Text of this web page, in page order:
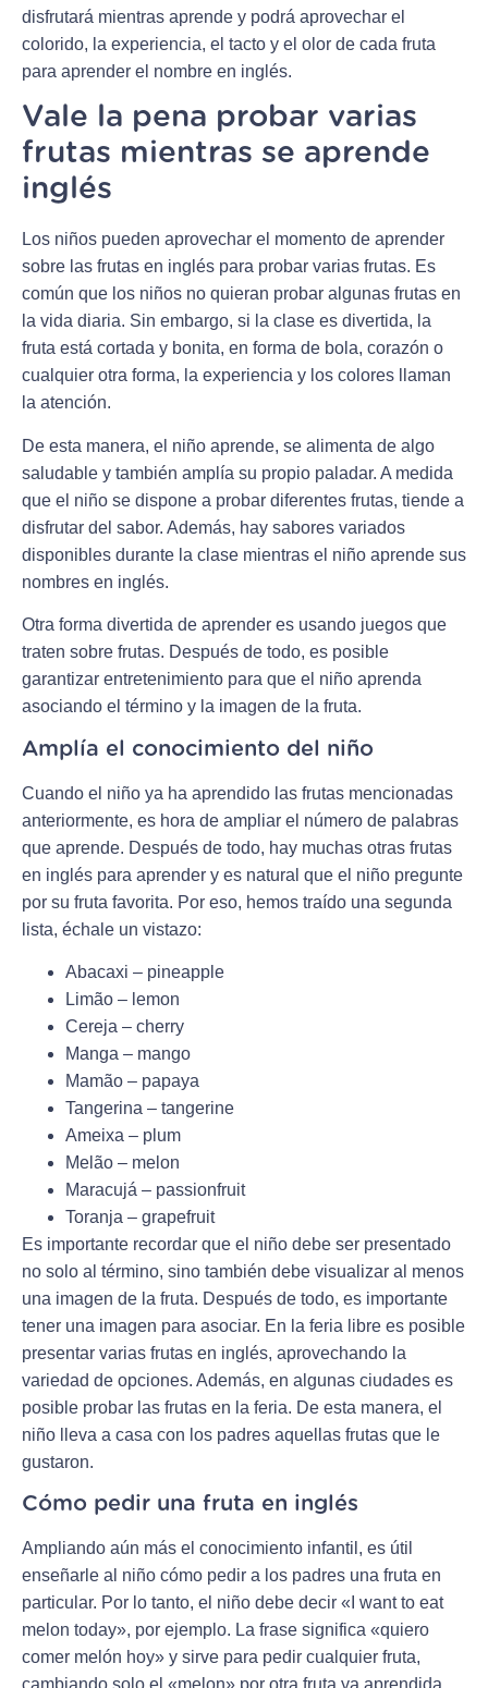
disfrutará mientras aprende y podrá aprovechar el
colorido, la experiencia, el tacto y el olor de cada fruta
para aprender el nombre en inglés.
Vale la pena probar varias
frutas mientras se aprende
inglés
Los niños pueden aprovechar el momento de aprender
sobre las frutas en inglés para probar varias frutas. Es
común que los niños no quieran probar algunas frutas en
la vida diaria. Sin embargo, si la clase es divertida, la
fruta está cortada y bonita, en forma de bola, corazón o
cualquier otra forma, la experiencia y los colores llaman
la atención.
De esta manera, el niño aprende, se alimenta de algo
saludable y también amplía su propio paladar. A medida
que el niño se dispone a probar diferentes frutas, tiende a
disfrutar del sabor. Además, hay sabores variados
disponibles durante la clase mientras el niño aprende sus
nombres en inglés.
Otra forma divertida de aprender es usando juegos que
traten sobre frutas. Después de todo, es posible
garantizar entretenimiento para que el niño aprenda
asociando el término y la imagen de la fruta.
Amplía el conocimiento del niño
Cuando el niño ya ha aprendido las frutas mencionadas
anteriormente, es hora de ampliar el número de palabras
que aprende. Después de todo, hay muchas otras frutas
en inglés para aprender y es natural que el niño pregunte
por su fruta favorita. Por eso, hemos traído una segunda
lista, échale un vistazo:
Abacaxi – pineapple
Limão – lemon
Cereja – cherry
Manga – mango
Mamão – papaya
Tangerina – tangerine
Ameixa – plum
Melão – melon
Maracujá – passionfruit
Toranja – grapefruit
Es importante recordar que el niño debe ser presentado
no solo al término, sino también debe visualizar al menos
una imagen de la fruta. Después de todo, es importante
tener una imagen para asociar. En la feria libre es posible
presentar varias frutas en inglés, aprovechando la
variedad de opciones. Además, en algunas ciudades es
posible probar las frutas en la feria. De esta manera, el
niño lleva a casa con los padres aquellas frutas que le
gustaron.
Cómo pedir una fruta en inglés
Ampliando aún más el conocimiento infantil, es útil
enseñarle al niño cómo pedir a los padres una fruta en
particular. Por lo tanto, el niño debe decir «I want to eat
melon today», por ejemplo. La frase significa «quiero
comer melón hoy» y sirve para pedir cualquier fruta,